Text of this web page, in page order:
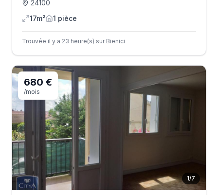
24100
17m²
1 pièce
Trouvée il y a 23 heure(s) sur Bienici
1/7
680 €
/mois